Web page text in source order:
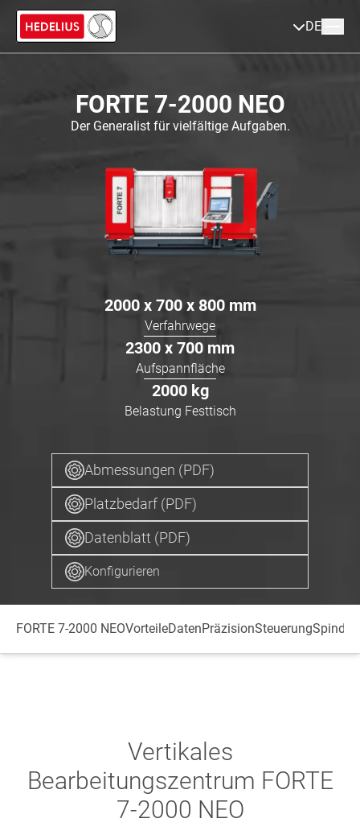
DE
FORTE 7-2000 NEO
Der Generalist für vielfältige Aufgaben.
2000 x 700 x 800 mm
Verfahrwege
2300 x 700 mm
Aufspannfläche
2000 kg
Belastung Festtisch
Abmessungen (PDF)
Platzbedarf (PDF)
Datenblatt (PDF)
Konfigurieren
FORTE 7-2000 NEOVorteileDatenPräzisionSteuerungSpindel
Vertikales
Bearbeitungszentrum FORTE
7-2000 NEO